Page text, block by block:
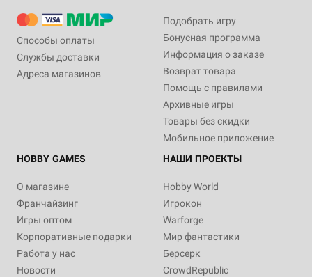
Способы оплаты
Службы доставки
Адреса магазинов
Подобрать игру
Бонусная программа
Информация о заказе
Возврат товара
Помощь с правилами
Архивные игры
Товары без скидки
Мобильное приложение
HOBBY GAMES
О магазине
Франчайзинг
Игры оптом
Корпоративные подарки
Работа у нас
Новости
НАШИ ПРОЕКТЫ
Hobby World
Игрокон
Warforge
Мир фантастики
Берсерк
CrowdRepublic